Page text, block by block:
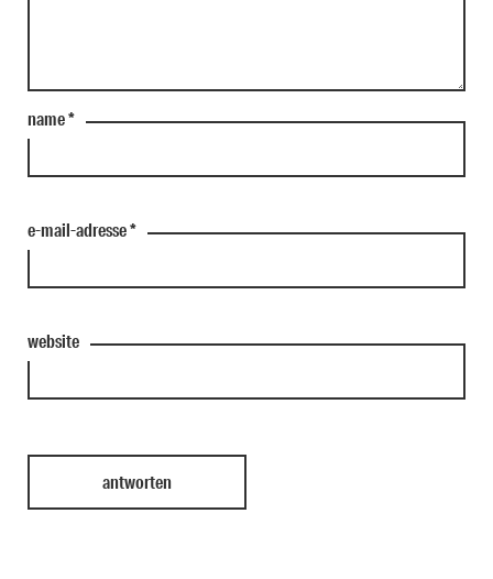
name*
e-mail-adresse*
website